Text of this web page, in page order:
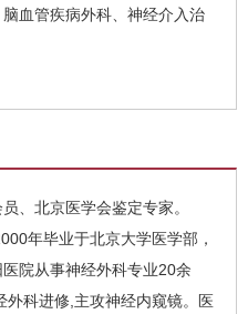
血管疾病外科、神经介入治
北京医学会鉴定专家。
年毕业于北京大学医学部，
院从事神经外科专业20余
科进修,主攻神经内窥镜。医